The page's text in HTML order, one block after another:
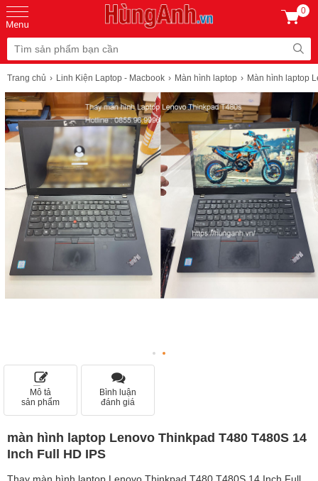
0
Trang chủ Linh Kiện Laptop - Macbook Màn hình laptop Màn hình laptop
Mô tả
sản phẩm
Bình luận
đánh giá
Inch Full HD IPS
Thay màn hình laptop Lenovo Thinkpad T480 T480S 14 Inch Full
HD IPS 1920X1080. Màn hình mới 100%, loại gương hoặc nhám,